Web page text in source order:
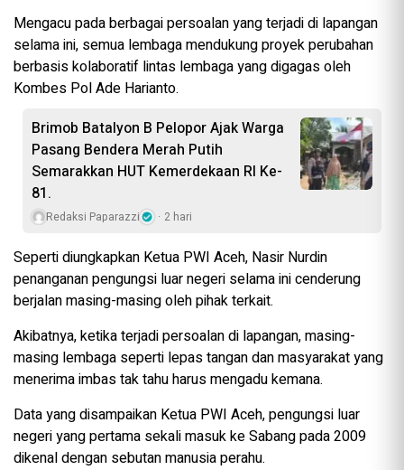
Mengacu pada berbagai persoalan yang terjadi di lapangan
selama ini, semua lembaga mendukung proyek perubahan
berbasis kolaboratif lintas lembaga yang digagas oleh
Kombes Pol Ade Harianto.
Brimob Batalyon B Pelopor Ajak Warga
Pasang Bendera Merah Putih
Semarakkan HUT Kemerdekaan RI Ke-
81.
Redaksi Paparazzi 2 hari
Seperti diungkapkan Ketua PWI Aceh, Nasir Nurdin
penanganan pengungsi luar negeri selama ini cenderung
berjalan masing-masing oleh pihak terkait.
Akibatnya, ketika terjadi persoalan di lapangan, masing-
masing lembaga seperti lepas tangan dan masyarakat yang
menerima imbas tak tahu harus mengadu kemana.
Data yang disampaikan Ketua PWI Aceh, pengungsi luar
negeri yang pertama sekali masuk ke Sabang pada 2009
dikenal dengan sebutan manusia perahu.